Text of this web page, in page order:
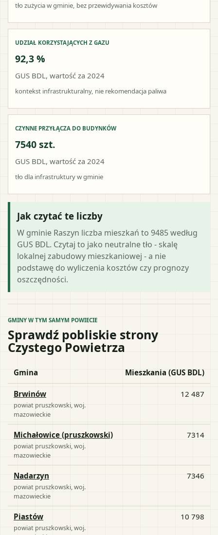
tło zużycia w gminie, bez przewidywania kosztów
UDZIAŁ KORZYSTAJĄCYCH Z GAZU
92,3 %
GUS BDL, wartość za 2024
kontekst infrastrukturalny, nie rekomendacja paliwa
CZYNNE PRZYŁĄCZA DO BUDYNKÓW
7540 szt.
GUS BDL, wartość za 2024
tło dla infrastruktury w gminie
Jak czytać te liczby
W gminie Raszyn liczba mieszkań to 9485 według
GUS BDL. Czytaj to jako neutralne tło - skalę
lokalnej zabudowy mieszkaniowej - a nie
podstawę do wyliczenia kosztów czy prognozy
oszczędności.
GMINY W TYM SAMYM POWIECIE
Sprawdź pobliskie strony
Czystego Powietrza
Gmina Mieszkania (GUS BDL)
Brwinów
powiat pruszkowski , woj.
mazowieckie
12 487
Michałowice (pruszkowski)
powiat pruszkowski , woj.
mazowieckie
7314
Nadarzyn
powiat pruszkowski , woj.
mazowieckie
7346
Piastów
powiat pruszkowski , woj.
10 798